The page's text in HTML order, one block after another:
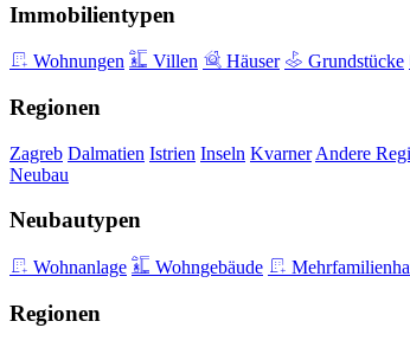
Immobilientypen
Wohnungen Villen Häuser Grundstücke
Regionen
Zagreb Dalmatien Istrien Inseln Kvarner Andere
Neubau
Neubautypen
Wohnanlage Wohngebäude
Regionen